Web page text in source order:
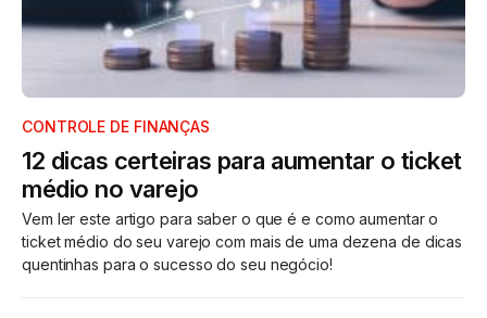
CONTROLE DE FINANÇAS
12 dicas certeiras para aumentar o ticket
médio no varejo
Vem ler este artigo para saber o que é e como aumentar o
ticket médio do seu varejo com mais de uma dezena de dicas
quentinhas para o sucesso do seu negócio!